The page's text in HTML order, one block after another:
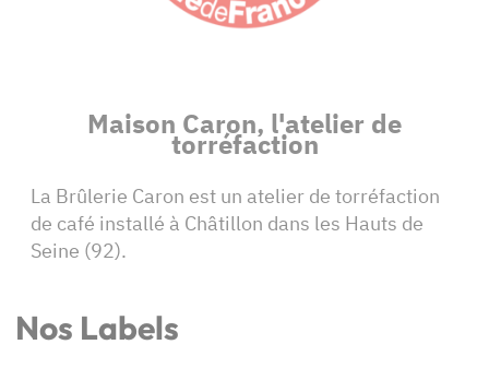
Maison Caron, l'atelier de
torréfaction
La Brûlerie Caron est un atelier de torréfaction
de café installé à Châtillon dans les Hauts de
Seine (92).
Nos Labels